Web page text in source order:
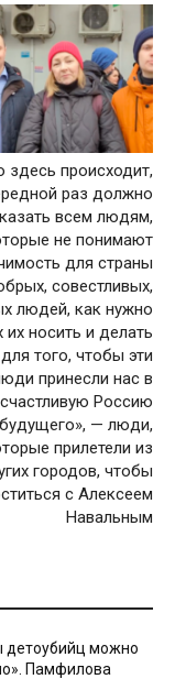
здесь происходит,
раз должно
всем людям,
не понимают
для страны
совестливых,
людей, как нужно
их носить и делать
того, чтобы эти
принесли нас в
счастливую Россию
будущего», — люди,
прилетели из
городов, чтобы
с Алексеем
Навальным
детоубийц можно
Памфилова